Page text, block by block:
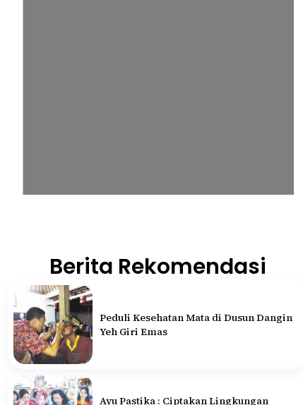
Berita Rekomendasi
Peduli Kesehatan Mata di Dusun Dangin
Yeh Giri Emas
Ayu Pastika : Ciptakan Lingkungan